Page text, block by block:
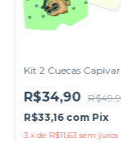
Kit 2 Cuecas
R$34,90
R$33,16 com Pix
3 xde R$11,63 sem juros